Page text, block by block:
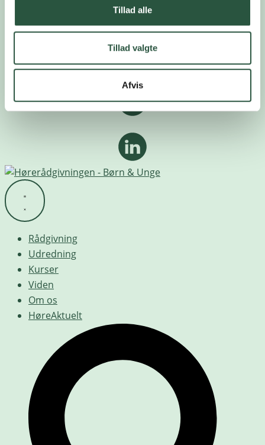
Tillad alle
Tillad valgte
Afvis
Rådgivning
Udredning
Kurser
Viden
Om os
HøreAktuelt